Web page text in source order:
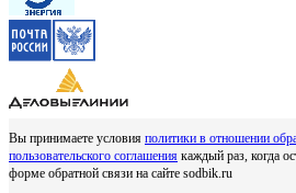
Вы принимаете условия политики в отношении
пользовательского соглашения каждый раз, когда
форме обратной связи на сайте sodbik.ru